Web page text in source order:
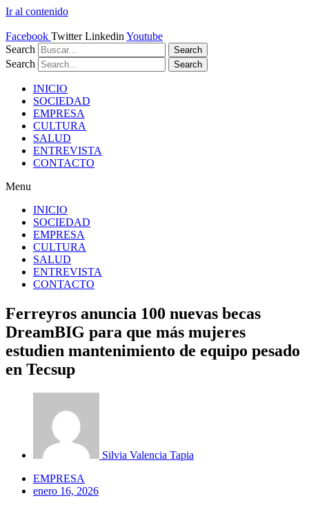
Ir al contenido
Facebook Twitter Linkedin Youtube
Search
Search
Search Search
INICIO
SOCIEDAD
EMPRESA
CULTURA
SALUD
ENTREVISTA
CONTACTO
Menu
INICIO
SOCIEDAD
EMPRESA
CULTURA
SALUD
ENTREVISTA
CONTACTO
Ferreyros anuncia 100 nuevas becas
DreamBIG para que más mujeres
estudien mantenimiento de equipo pesado
en Tecsup
Silvia Valencia Tapia
EMPRESA
enero 16, 2026